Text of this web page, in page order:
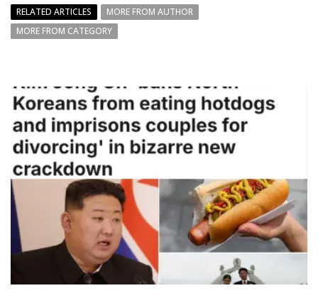
RELATED ARTICLES
MORE FROM AUTHOR
MORE FROM CATEGORY